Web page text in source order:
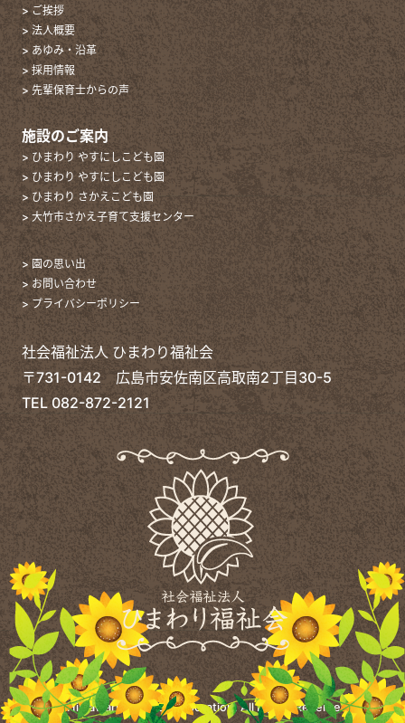
> ご挨拶
> 法人概要
> あゆみ・沿革
> 採用情報
> 先輩保育士からの声
施設のご案内
> ひまわり やすにしこども園
> ひまわり やすにしこども園
> ひまわり さかえこども園
> 大竹市さかえ子育て支援センター
> 園の思い出
> お問い合わせ
> プライバシーポリシー
社会福祉法人 ひまわり福祉会
〒731-0142 広島市安佐南区高取南2丁目30-5
TEL 082-872-2121
©Himawari Welfare Corporation.All Rights Reserved.